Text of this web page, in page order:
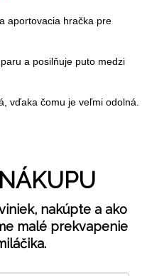
aportovacia hračka pre
a posilňuje puto medzi
vďaka čomu je veľmi odolná.
nakúpte a ako
malé prekvapenie